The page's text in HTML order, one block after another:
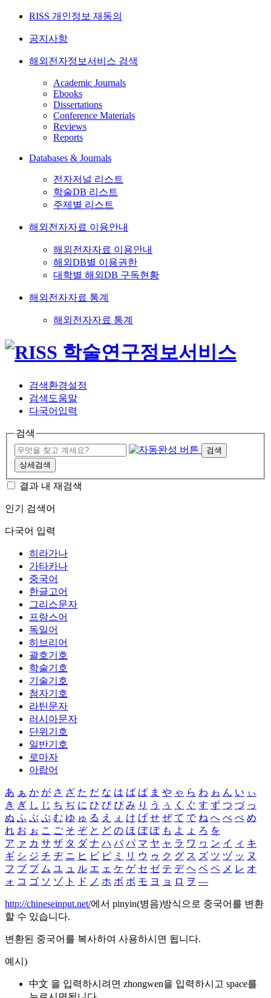
RISS 개인정보 재동의
공지사항
해외전자정보서비스 검색
Academic Journals
Ebooks
Dissertations
Conference Materials
Reviews
Reports
Databases & Journals
전자저널 리스트
학술DB 리스트
주제별 리스트
해외전자자료 이용안내
해외전자자료 이용안내
해외DB별 이용권한
대학별 해외DB 구독현황
해외전자자료 통계
해외전자자료 통계
검색환경설정
검색도움말
다국어입력
검색
검색
상세검색
결과 내 재검색
인기 검색어
다국어 입력
히라가나
가타카나
중국어
한글고어
그리스문자
프랑스어
독일어
히브리어
괄호기호
학술기호
기술기호
첨자기호
라틴문자
러시아문자
단위기호
일반기호
로마자
아랍어
あ ぁ か が さ ざ た だ な は ば ぱ ま や ゃ ら わ ゎ ん い ぃ
き ぎ し じ ち ぢ に ひ び ぴ み り う ぅ く ぐ す ず つ づ っ
ぬ ふ ぶ ぷ む ゆ ゅ る え ぇ け げ せ ぜ て で ね へ べ ぺ め
れ お ぉ こ ご そ ぞ と ど の ほ ぼ ぽ も よ ょ ろ を
ア ァ カ サ ザ タ ダ ナ ハ バ パ マ ヤ ャ ラ ワ ヮ ン イ ィ キ
ギ シ ジ チ ヂ ニ ヒ ビ ピ ミ リ ウ ゥ ク グ ス ズ ツ ヅ ッ ヌ
フ ブ プ ム ユ ュ ル エ ェ ケ ゲ セ ゼ テ デ ヘ ベ ペ メ レ オ
ォ コ ゴ ソ ゾ ト ド ノ ホ ボ ポ モ ヨ ョ ロ ヲ ―
http://chineseinput.net/에서 pinyin(병음)방식으로 중국어를 변환
할 수 있습니다.
변환된 중국어를 복사하여 사용하시면 됩니다.
예시)
中文 을 입력하시려면 zhongwen을 입력하시고 space를